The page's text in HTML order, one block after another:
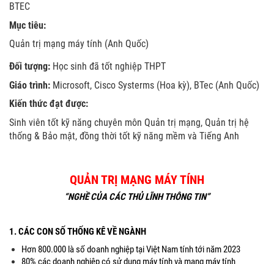
BTEC
Mục tiêu:
Quản trị mạng máy tính (Anh Quốc)
Đối tượng: Học sinh đã tốt nghiệp THPT
Giáo trình: Microsoft, Cisco Systerms (Hoa kỳ), BTec (Anh Quốc)
Kiến thức đạt được:
Sinh viên tốt kỹ năng chuyên môn Quản trị mạng, Quản trị hệ
thống & Bảo mật, đồng thời tốt kỹ năng mềm và Tiếng Anh
QUẢN TRỊ MẠNG MÁY TÍNH
“NGHỀ CỦA CÁC THỦ LĨNH THÔNG TIN”
1. CÁC CON SỐ THỐNG KÊ VỀ NGÀNH
Hơn 800.000 là số doanh nghiệp tại Việt Nam tính tới năm 2023
80% các doanh nghiệp có sử dụng máy tính và mạng máy tính